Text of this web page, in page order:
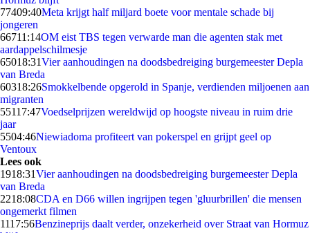
77409:40Meta krijgt half miljard boete voor mentale schade bij
jongeren
66711:14OM eist TBS tegen verwarde man die agenten stak met
aardappelschilmesje
65018:31Vier aanhoudingen na doodsbedreiging burgemeester Depla
van Breda
60318:26Smokkelbende opgerold in Spanje, verdienden miljoenen aan
migranten
55117:47Voedselprijzen wereldwijd op hoogste niveau in ruim drie
jaar
5504:46Niewiadoma profiteert van pokerspel en grijpt geel op
Ventoux
Lees ook
1918:31Vier aanhoudingen na doodsbedreiging burgemeester Depla
van Breda
2218:08CDA en D66 willen ingrijpen tegen 'gluurbrillen' die mensen
ongemerkt filmen
1117:56Benzineprijs daalt verder, onzekerheid over Straat van Hormuz